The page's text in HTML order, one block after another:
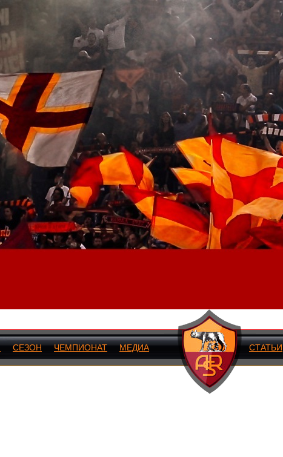
СЕЗОН ЧЕМПИОНАТ МЕДИА СТАТЬИ